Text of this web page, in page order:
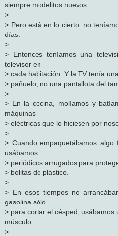
siempre modelitos nuevos.
>
> Pero está en lo cierto: no
días.
>
> Entonces teníamos una
televisor en
> cada habitación. Y la TV tenía
> pañuelo, no una pantallota del
>
> En la cocina, molíamos y
máquinas
> eléctricas que lo hiciesen por
>
> Cuando empaquetábamos algo
usábamos
> periódicos arrugados para
> bolitas de plástico.
>
> En esos tiempos no
gasolina sólo
> para cortar el césped; usábamos
músculo.
>